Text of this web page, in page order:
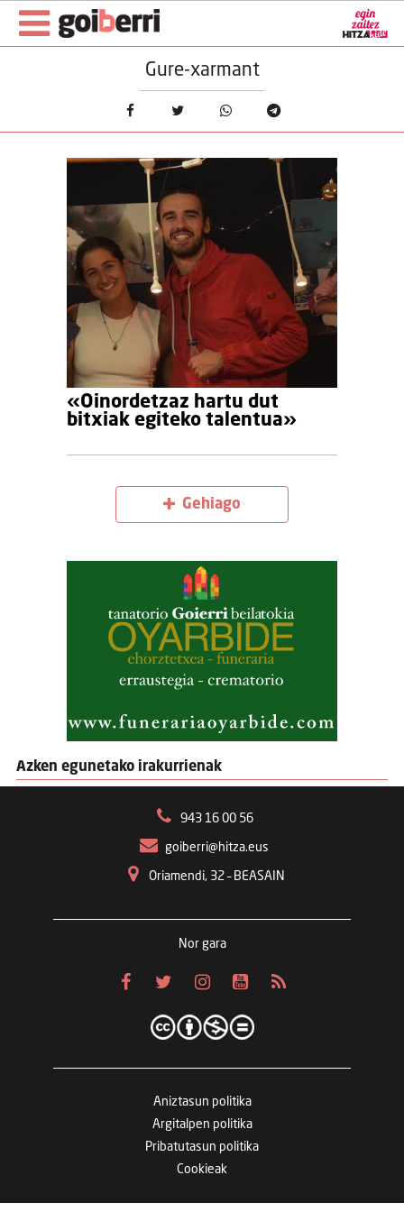
Gure-xarmant
«Oinordetzaz hartu dut
bitxiak egiteko talentua»
Gehiago
Azken egunetako irakurrienak
943 16 00 56
goiberri@hitza.eus
Oriamendi, 32 – BEASAIN
Nor gara
Aniztasun politika
Argitalpen politika
Pribatutasun politika
Cookieak